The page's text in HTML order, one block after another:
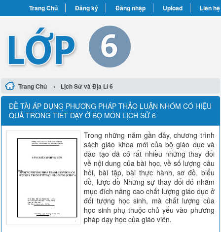
Trang Chủ Đăng ký Đăng nhập Upload Liên hệ
Trang Chủ › Lịch Sử và Địa Lí 6
ĐỀ TÀI ÁP DỤNG PHƯƠNG PHÁP THẢO LUẬN NHÓM CÓ HIỆU
QUẢ TRONG TIẾT DẠY Ở BỘ MÔN LỊCH SỬ 6
Trong những năm gần đây, chương trình
sách giáo khoa mới của bộ giáo dục và
đào tạo đã có rất nhiều những thay đổi
về nội dung của bài học, về số lượng câu
hỏi, bài tập, bài thực hành, sơ đồ, biểu
đồ, lược đồ Những sự thay đổi đó nhằm
mục đích nâng cao chất lượng giáo dục ở
đối tượng học sinh, mà chất lượng của
học sinh phụ thuộc chủ yếu vào phương
pháp dạy học của giáo viên.